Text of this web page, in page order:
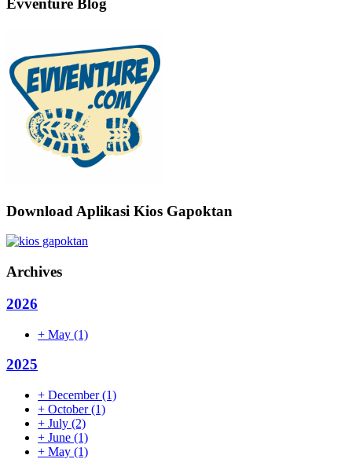
Evventure Blog
Download Aplikasi Kios Gapoktan
Archives
2026
+ May (1)
2025
+ December(1)
+ October(1)
+ July (2)
+ June (1)
+ May (1)